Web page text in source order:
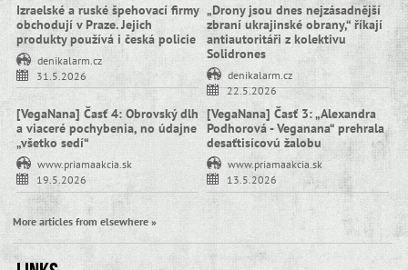
Izraelské a ruské špehovací firmy
obchodují v Praze. Jejich
produkty používá i česká policie
denikalarm.cz
31.5.2026
„Drony jsou dnes nejzásadnější
zbraní ukrajinské obrany,“ říkají
antiautoritáři z kolektivu
Solidrones
denikalarm.cz
22.5.2026
[VegaNana] Časť 4: Obrovský dlh
a viaceré pochybenia, no údajne
„všetko sedí“
www.priamaakcia.sk
19.5.2026
[VegaNana] Časť 3: „Alexandra
Podhorová - Veganana“ prehrala
desaťtisícovú žalobu
www.priamaakcia.sk
13.5.2026
More articles from elsewhere »